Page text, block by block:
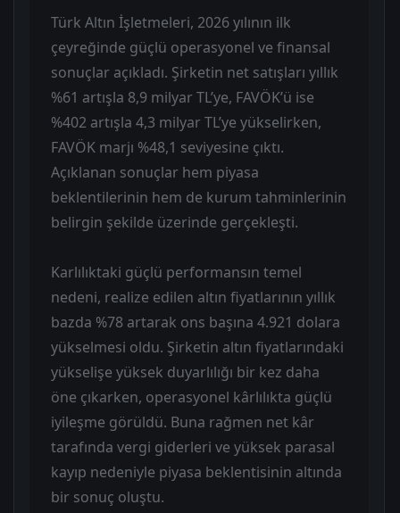
Türk Altın İşletmeleri, 2026 yılının ilk
çeyreğinde güçlü operasyonel ve finansal
sonuçlar açıkladı. Şirketin net satışları yıllık
%61 artışla 8,9 milyar TL’ye, FAVÖK’ü ise
%402 artışla 4,3 milyar TL’ye yükselirken,
FAVÖK marjı %48,1 seviyesine çıktı.
Açıklanan sonuçlar hem piyasa
beklentilerinin hem de kurum tahminlerinin
belirgin şekilde üzerinde gerçekleşti.
Karlılıktaki güçlü performansın temel
nedeni, realize edilen altın fiyatlarının yıllık
bazda %78 artarak ons başına 4.921 dolara
yükselmesi oldu. Şirketin altın fiyatlarındaki
yükselişe yüksek duyarlılığı bir kez daha
öne çıkarken, operasyonel kârlılıkta güçlü
iyileşme görüldü. Buna rağmen net kâr
tarafında vergi giderleri ve yüksek parasal
kayıp nedeniyle piyasa beklentisinin altında
bir sonuç oluştu.